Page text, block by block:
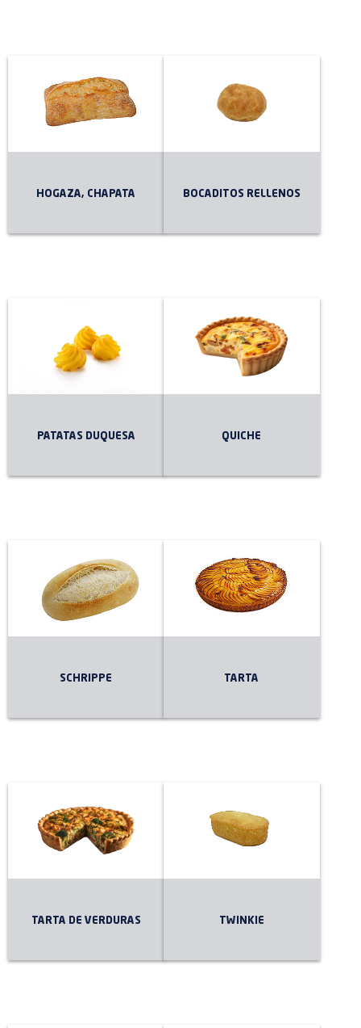
HOGAZA, CHAPATA BOCADITOS RELLENOS
PATATAS DUQUESA QUICHE
SCHRIPPE TARTA
TARTA DE VERDURAS TWINKIE